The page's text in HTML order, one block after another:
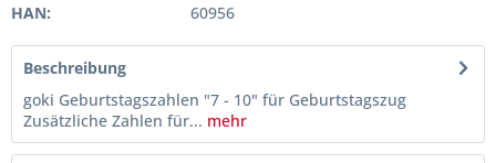
HAN:
60956
Beschreibung
goki Geburtstagszahlen "7 - 10" für Geburtstagszug
Zusätzliche Zahlen für... mehr